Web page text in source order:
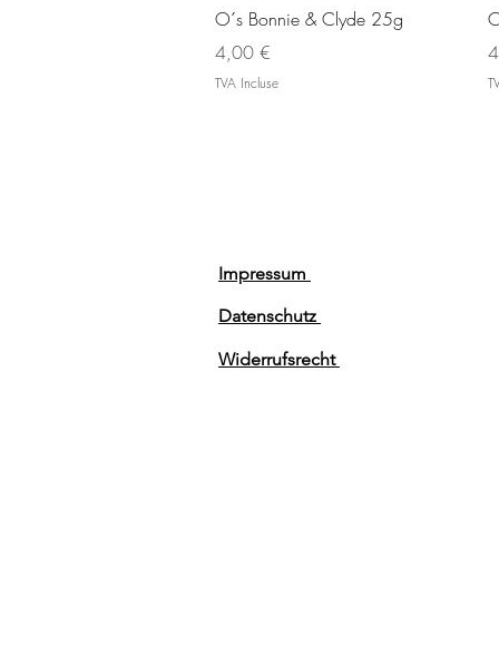
Aperçu rapide
O´s Bonnie & Clyde 25g
Prix
4,00 €
TVA Incluse
Impressum
Datenschutz
Widerrufsrecht